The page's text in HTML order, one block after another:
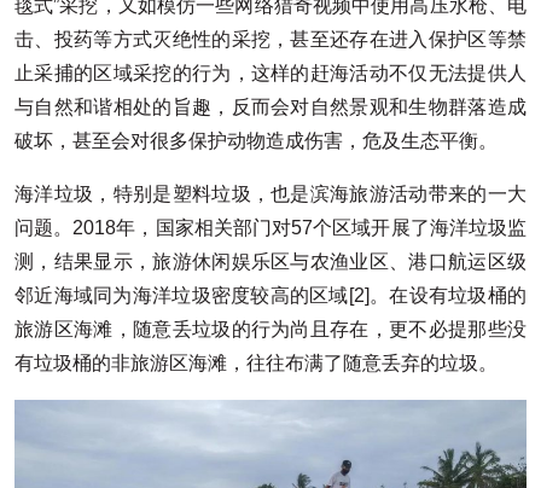
毯式”采挖，又如模仿一些网络猎奇视频中使用高压水枪、电
击、投药等方式灭绝性的采挖，甚至还存在进入保护区等禁
止采捕的区域采挖的行为，这样的赶海活动不仅无法提供人
与自然和谐相处的旨趣，反而会对自然景观和生物群落造成
破坏，甚至会对很多保护动物造成伤害，危及生态平衡。
海洋垃圾，特别是塑料垃圾，也是滨海旅游活动带来的一大
问题。2018年，国家相关部门对57个区域开展了海洋垃圾监
测，结果显示，旅游休闲娱乐区与农渔业区、港口航运区级
邻近海域同为海洋垃圾密度较高的区域[2]。在设有垃圾桶的
旅游区海滩，随意丢垃圾的行为尚且存在，更不必提那些没
有垃圾桶的非旅游区海滩，往往布满了随意丢弃的垃圾。